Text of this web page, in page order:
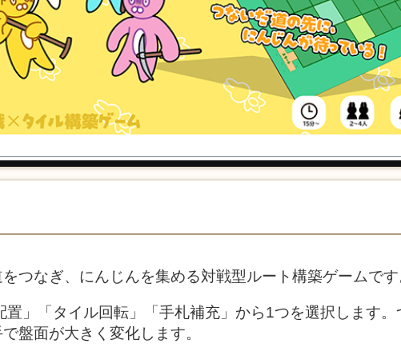
つなぎ、にんじんを集める対戦型ルート構築ゲームです
置」「タイル回転」「手札補充」から1つを選択します
盤面が大きく変化します。